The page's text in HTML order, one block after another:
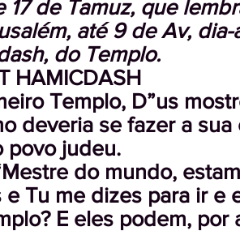
de Tamuz, que
até 9 de Av,
do Templo.
HAMICDASH
Templo, D”us
deveria se fazer a sua
povo judeu.
do mundo,
Tu me dizes para ir e
E eles podem, por